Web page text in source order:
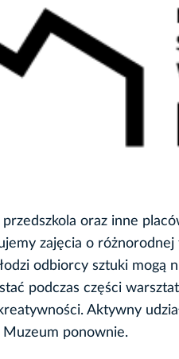
przedszkola oraz inne
zajęcia o różnorodnej
odbiorcy sztuki
podczas części
Aktywny
ponownie.